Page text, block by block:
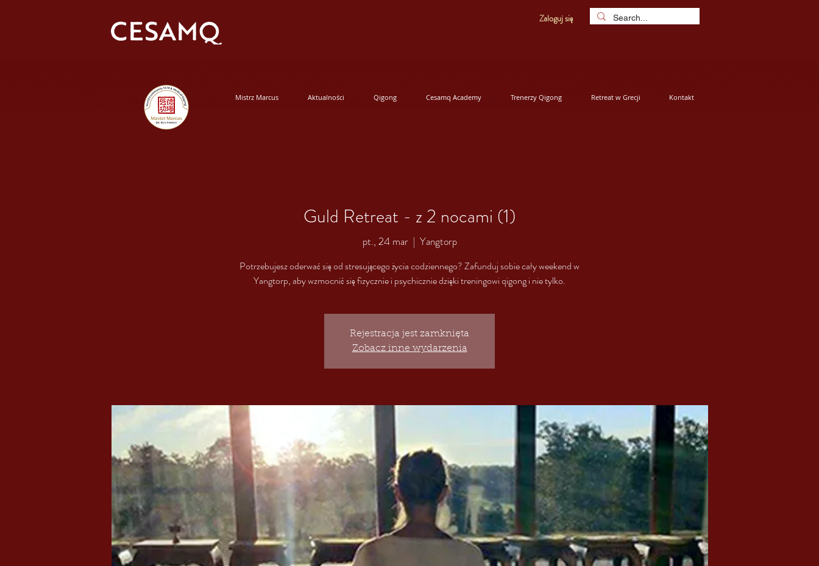
Zaloguj się
Mistrz Marcus Aktualności Qigong Cesamq Academy Trenerzy Qigong Retreat w Grecji Kontakt
Guld Retreat - z 2 nocami (1)
pt., 24 mar
  |
Yangtorp
Potrzebujesz oderwać się od stresującego życia codziennego? Zafunduj sobie cały weekend w
Yangtorp, aby wzmocnić się fizycznie i psychicznie dzięki treningowi qigong i nie tylko.
Rejestracja jest zamknięta
Zobacz inne wydarzenia